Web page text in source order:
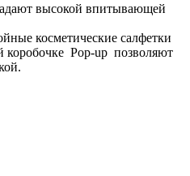
высокой впитывающей
косметические салфетки
коробочке Рор-up позволяют